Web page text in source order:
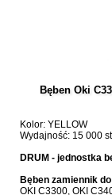
Bęben Oki
Kolor: YELLOW
Wydajność: 15 000
DRUM - jednostka
Bęben zamiennik
OKI C3300, OKI